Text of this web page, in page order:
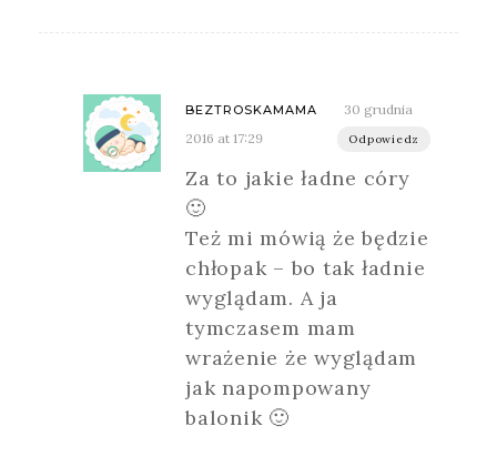
BEZTROSKAMAMA
30 grudnia
2016 at 17:29
Odpowiedz
Za to jakie ładne córy
🙂
Też mi mówią że będzie
chłopak – bo tak ładnie
wyglądam. A ja
tymczasem mam
wrażenie że wyglądam
jak napompowany
balonik 🙂